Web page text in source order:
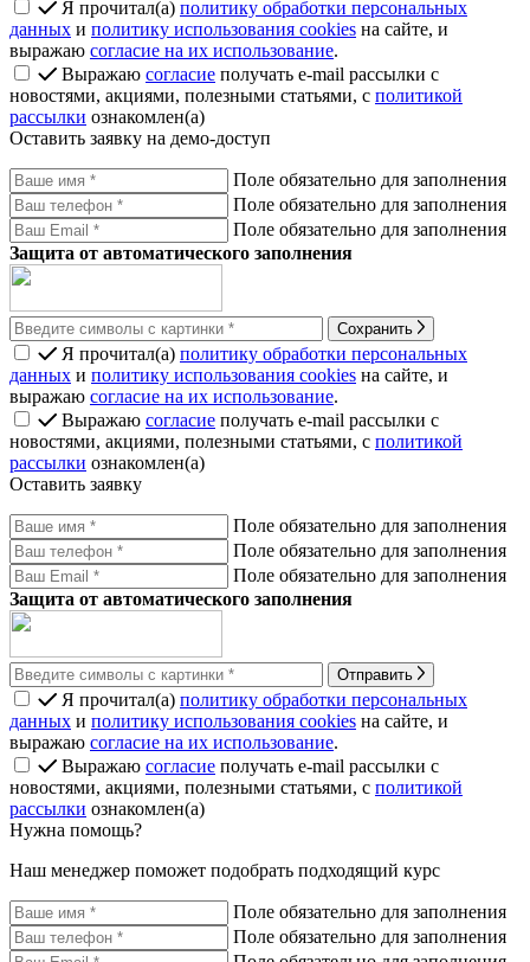
Я прочитал(а) политику обработки персональных
данных и политику использования cookies на сайте, и
выражаю согласие на их использование.
Выражаю согласие получать e-mail рассылки с
новостями, акциями, полезными статьями, с политикой
рассылки ознакомлен(а)
Оставить заявку на демо-доступ
Поле обязательно для заполнения
Поле обязательно для заполнения
Поле обязательно для заполнения
Защита от автоматического заполнения
Сохранить
Я прочитал(а) политику обработки персональных
данных и политику использования cookies на сайте, и
выражаю согласие на их использование.
Выражаю согласие получать e-mail рассылки с
новостями, акциями, полезными статьями, с политикой
рассылки ознакомлен(а)
Оставить заявку
Поле обязательно для заполнения
Поле обязательно для заполнения
Поле обязательно для заполнения
Защита от автоматического заполнения
Отправить
Я прочитал(а) политику обработки персональных
данных и политику использования cookies на сайте, и
выражаю согласие на их использование.
Выражаю согласие получать e-mail рассылки с
новостями, акциями, полезными статьями, с политикой
рассылки ознакомлен(а)
Нужна помощь?
Наш менеджер поможет подобрать подходящий курс
Поле обязательно для заполнения
Поле обязательно для заполнения